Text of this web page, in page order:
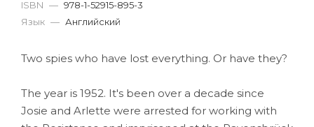
ISBN — 978-1-52915-895-3
Язык — Английский
Two spies who have lost everything. Or have they?
The year is 1952. It's been over a decade since
Josie and Arlette were arrested for working with